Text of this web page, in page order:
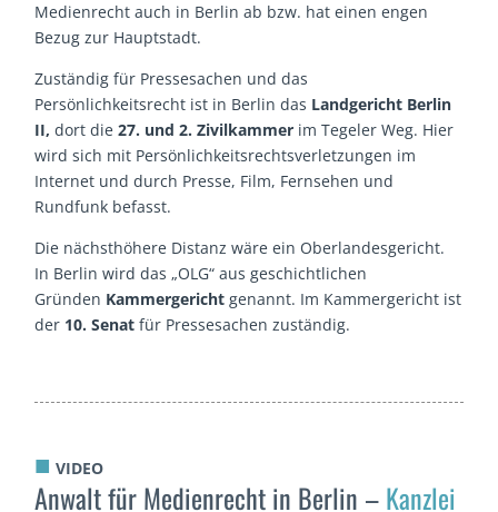
Medienrecht auch in Berlin ab bzw. hat einen engen
Bezug zur Hauptstadt.
Zuständig für Pressesachen und das
Persönlichkeitsrecht ist in Berlin das Landgericht Berlin
II,dort die27. und 2. Zivilkammer im Tegeler Weg. Hier
wird sich mit Persönlichkeitsrechtsverletzungen im
Internet und durch Presse, Film, Fernsehen und
Rundfunk befasst.
Die nächsthöhere Distanz wäre ein Oberlandesgericht.
In Berlin wird das „OLG“ aus geschichtlichen
Gründen Kammergericht genannt. Im Kammergericht ist
der 10. Senat für Pressesachen zuständig.
■ VIDEO
Anwalt für Medienrecht in Berlin –Kanzlei